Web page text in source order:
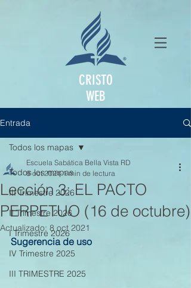
CRISTO
WEB
Entrada
Todos los mapas
III Trimestre 2026
II Trimestre 2026
I Trimestre 2026
IV Trimestre 2025
III TRIMESTRE 2025
Todos los mapas
Lección 3: EL PACTO
PERPETUO (16 de octubre)
Escuela Sabática Bella Vista RD
8 oct 2021 1 min de lectura
Actualizado: 8 oct 2021
Sugerencia de uso